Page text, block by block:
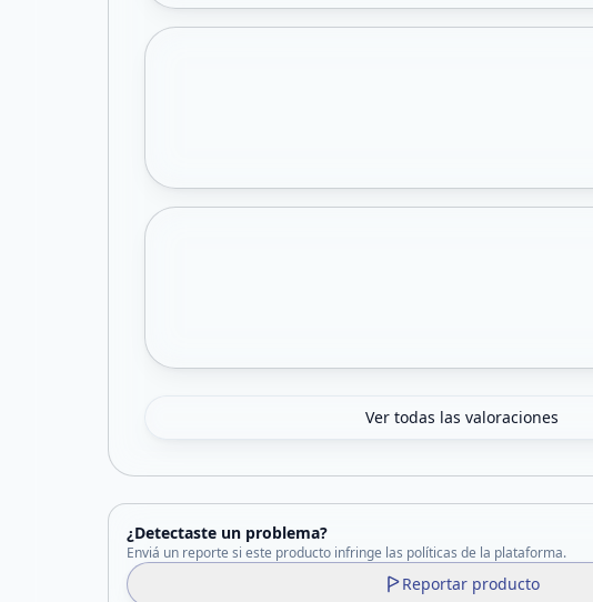
Ver todas las valoraciones
¿Detectaste un problema?
Enviá un reporte si este producto infringe las políticas de la plataforma.
Reportar producto